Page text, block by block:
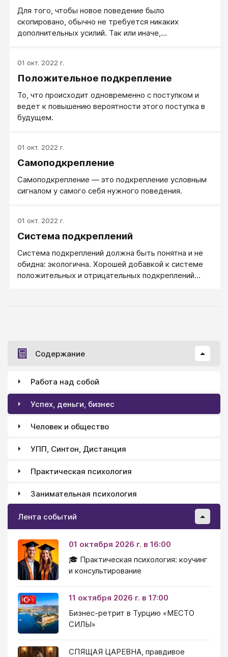
Для того, чтобы новое поведение было
скопировано, обычно не требуется никаких
дополнительных усилий. Так или иначе,
затем воспроизводится.
01 окт. 2022 г.
Положительное подкрепление
То, что происходит одновременно с поступком и
ведет к повышению вероятности этого поступка в
будущем.
01 окт. 2022 г.
Самоподкрепление
Самоподкрепление — это подкрепление условным
сигналом у самого себя нужного поведения.
01 окт. 2022 г.
Система подкреплений
Система подкреплений должна быть понятна и не
обидна: экологична. Хорошей добавкой к системе
положительных и отрицательных подкреплений
Содержание
Работа над собой
Успех, деньги, бизнес
Человек и общество
УПП, Синтон, Дистанция
Практическая психология
Занимательная психология
Лента событий
01 октября 2026 г. в 16:00
🎓 Практическая психология: коучинг
и консультирование
11 октября 2026 г. в 17:00
Бизнес-ретрит в Турцию «МЕСТО
СИЛЫ»
СПЯЩАЯ ЦАРЕВНА, правдивое